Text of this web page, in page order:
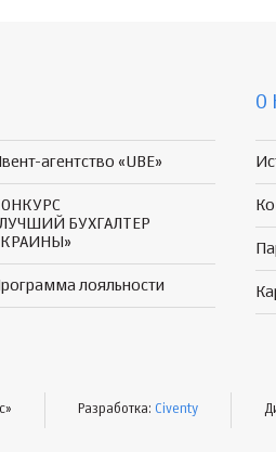
агентство «UBE»
БУХГАЛТЕР
лояльности
О
Разработка: Civenty